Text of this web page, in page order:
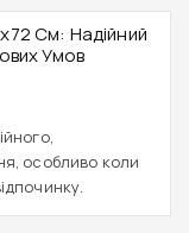
См: Надійний
Умов
особливо коли